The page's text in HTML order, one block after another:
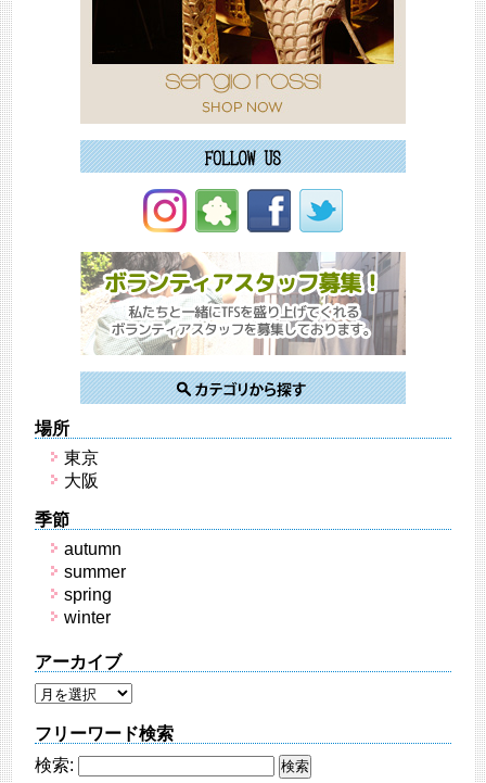
場所
東京
大阪
季節
autumn
summer
spring
winter
アーカイブ
フリーワード検索
検索: